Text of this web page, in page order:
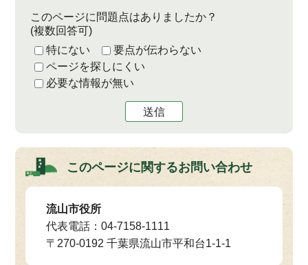
このページに問題点はありましたか？
(複数回答可)
特にない
要点が伝わらない
ページを探しにくい
必要な情報が無い
送信
このページに関するお問い合わせ
流山市役所
代表電話：04-7158-1111
〒270-0192 千葉県流山市平和台1-1-1